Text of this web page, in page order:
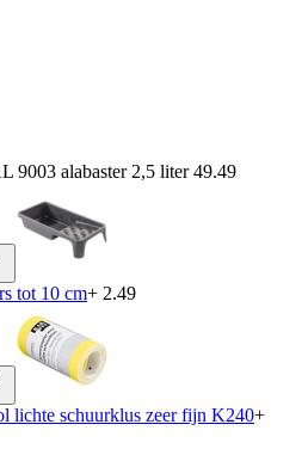
9003 alabaster 2,5 liter49.49
tot 10 cm+ 2.49
lichte schuurklus zeer fijn K240+